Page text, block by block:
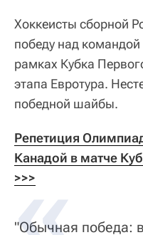
Хоккеисты сборной
победу над
рамках Кубка
этапа Евротура.
победной шайбы.
Репетиция
Канадой в матче
>>>
"Обычная победа: